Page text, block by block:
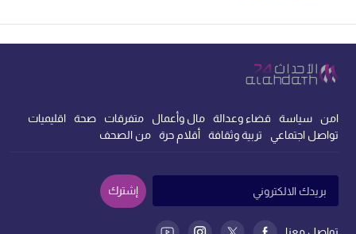
امن سياسة قضاء وعدالة مال وأعمال متفرقات صحة
اقليميات
تواصل اجتماعي
تربية وثقافة أقلام حرة من الصحف
تواصل معنا
إشترك